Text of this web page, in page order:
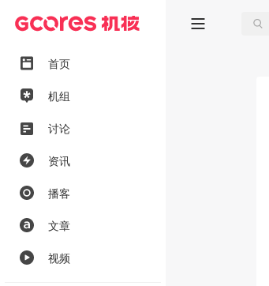
首页
机组
讨论
资讯
播客
文章
视频